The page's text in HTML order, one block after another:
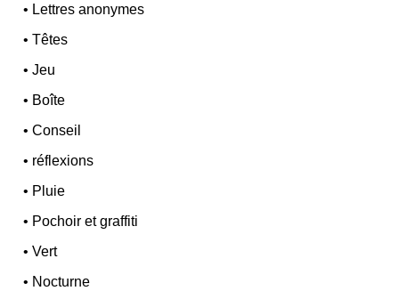
• Lettres anonymes
•Têtes
•Jeu
• Boîte
•Conseil
• réflexions
• Pluie
• Pochoir et graffiti
•Vert
• Nocturne